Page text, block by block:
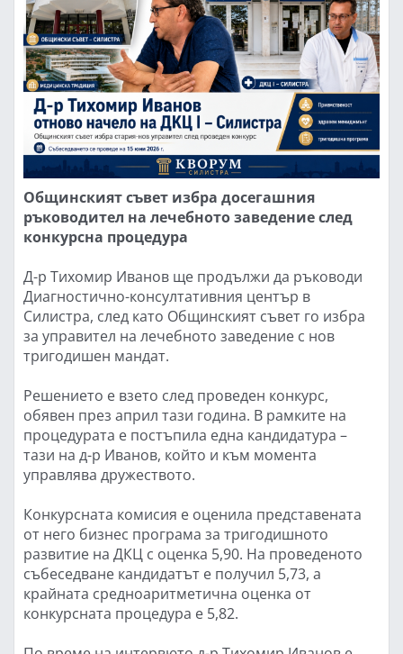
Общинският съвет избра досегашния
ръководител на лечебното заведение след
конкурсна процедура
Д-р Тихомир Иванов ще продължи да ръководи
Диагностично-консултативния център в
Силистра, след като Общинският съвет го избра
за управител на лечебното заведение с нов
тригодишен мандат.
Решението е взето след проведен конкурс,
обявен през април тази година. В рамките на
процедурата е постъпила една кандидатура –
тази на д-р Иванов, който и към момента
управлява дружеството.
Конкурсната комисия е оценила представената
от него бизнес програма за тригодишното
развитие на ДКЦ с оценка 5,90. На проведеното
събеседване кандидатът е получил 5,73, а
крайната средноаритметична оценка от
конкурсната процедура е 5,82.